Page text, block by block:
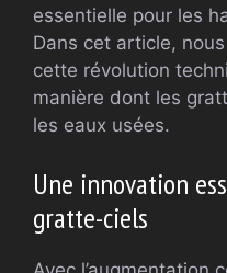
essentielle pour les
Dans cet article,
cette révolution
manière dont les
les eaux usées.
Une innovation
gratte-ciels